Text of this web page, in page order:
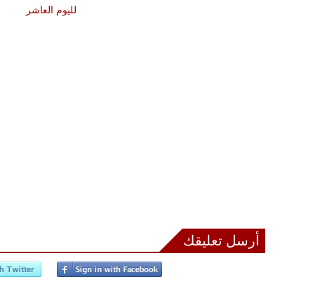
لليوم العاشر
أرسل تعليقك